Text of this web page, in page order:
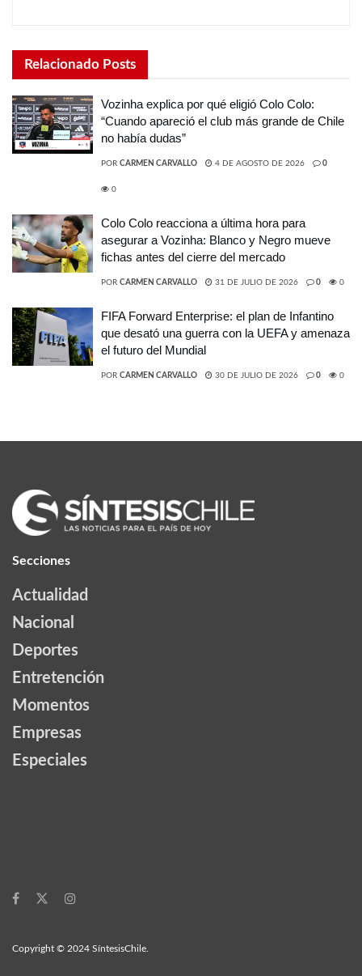
Relacionado Posts
Vozinha explica por qué eligió Colo Colo:
“Cuando apareció el club más grande de Chile
no había dudas”
POR CARMEN CARVALLO 4 DE AGOSTO DE 2026 0
0
Colo Colo reacciona a última hora para
asegurar a Vozinha: Blanco y Negro mueve
fichas antes del cierre del mercado
POR CARMEN CARVALLO 31 DE JULIO DE 2026 0 0
FIFA Forward Enterprise: el plan de Infantino
que desató una guerra con la UEFA y amenaza
el futuro del Mundial
POR CARMEN CARVALLO 30 DE JULIO DE 2026 0 0
Secciones
Actualidad
Nacional
Deportes
Entretención
Momentos
Empresas
Especiales
Copyright © 2024 SíntesisChile.